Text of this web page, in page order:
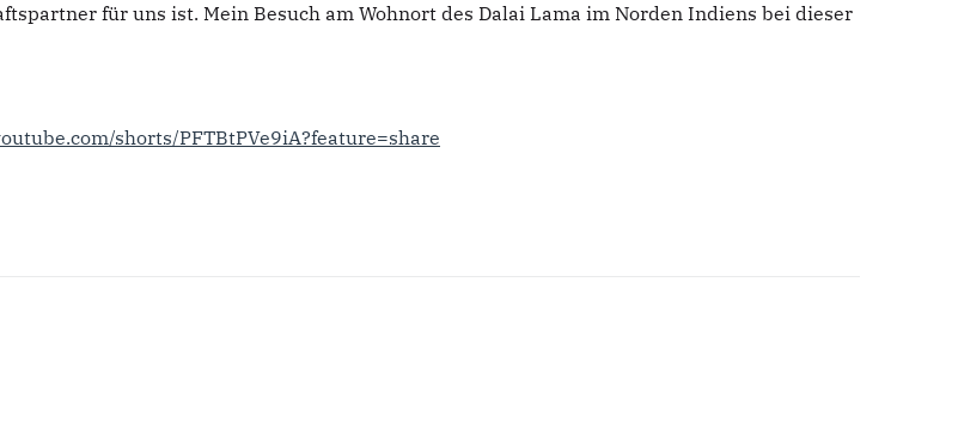
für uns ist. Mein Besuch am Wohnort des Dalai Lama im Norden Indiens bei dieser
shorts/PFTBtPVe9iA?feature=share